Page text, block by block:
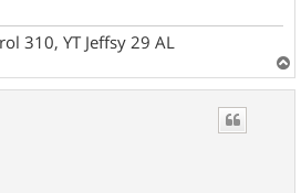
310, YT Jeffsy 29 AL
a